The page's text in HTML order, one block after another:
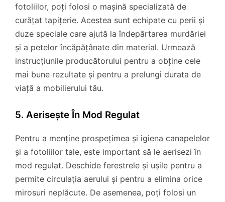
fotoliilor, poți folosi o mașină specializată de
curățat tapițerie. Acestea sunt echipate cu perii și
duze speciale care ajută la îndepărtarea murdăriei
și a petelor încăpățânate din material. Urmează
instrucțiunile producătorului pentru a obține cele
mai bune rezultate și pentru a prelungi durata de
viață a mobilierului tău.
5. Aerisește În Mod Regulat
Pentru a menține prospețimea și igiena canapelelor
și a fotoliilor tale, este important să le aerisezi în
mod regulat. Deschide ferestrele și ușile pentru a
permite circulația aerului și pentru a elimina orice
mirosuri neplăcute. De asemenea, poți folosi un